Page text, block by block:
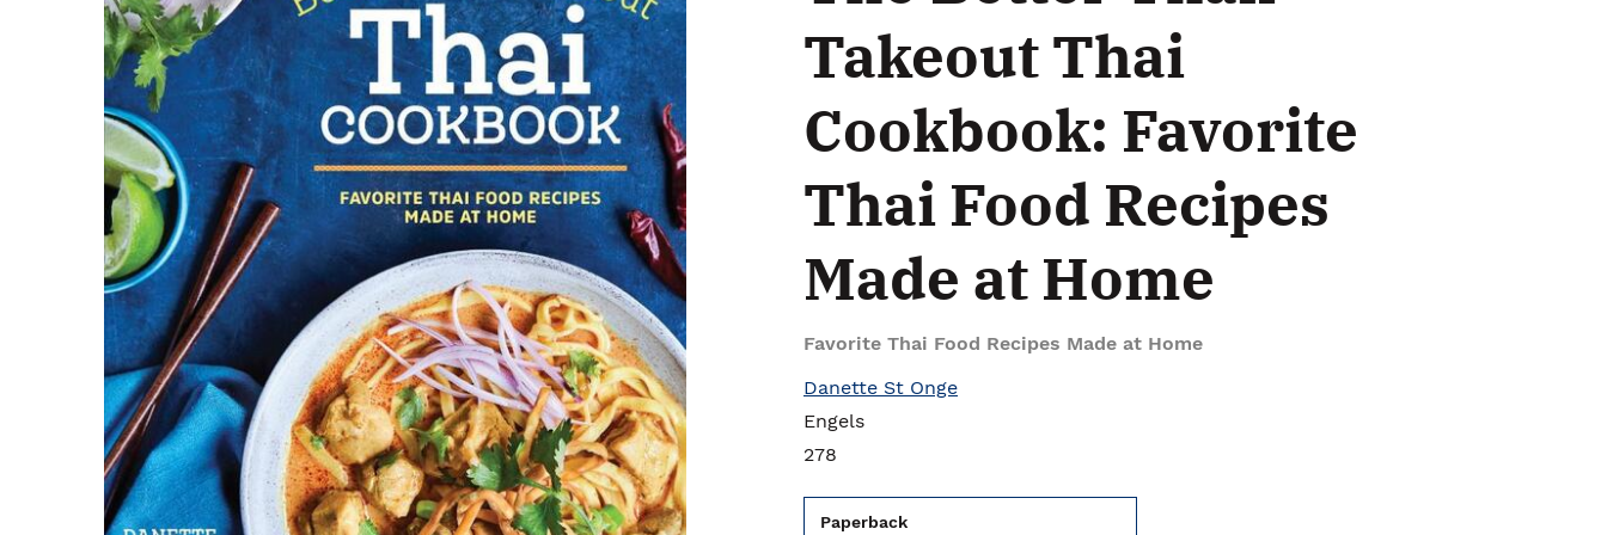
Takeout Thai
Cookbook: Favorite
Thai Food Recipes
Made at Home
Favorite Thai Food Recipes Made at Home
Danette St Onge
Engels
278
Paperback